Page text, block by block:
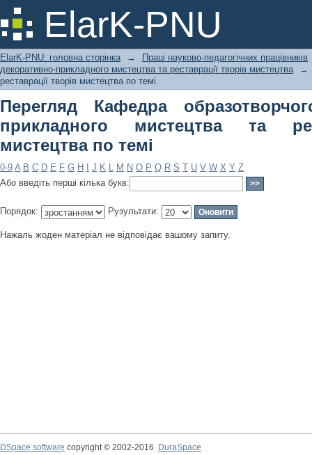
ElarK-PNU
Перегляд Кафедра
реставрації творів мистецтва по
ElarK-PNU: головна сторінка →
Праці науково-педагогічних працівників
декоративно-прикладного мистецтва та реставрації творів мистецтва
→
реставрації творів мистецтва по темі
Перегляд Кафедра
прикладного мистецтва та
мистецтва по темі
0-9 A B C D E F G H J K L M N O P Q R S T U V W X Y Z
Або введіть перші кілька букв:
Порядок: Рузультати:
Нажаль жоден матеріал не відповідає вашому запиту.
DSpace software copyright © 2002-2016
DuraSpace